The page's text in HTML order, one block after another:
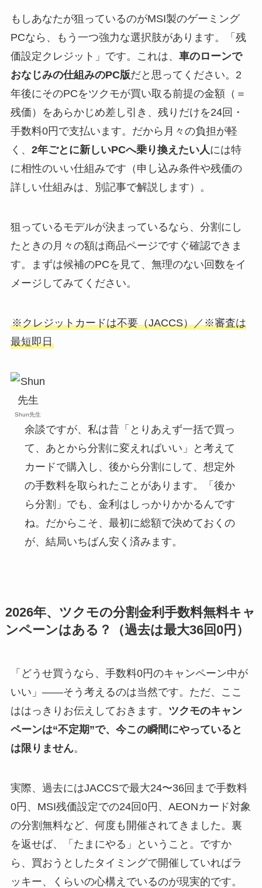
もしあなたが狙っているのがMSI製のゲーミング
PCなら、もう一つ強力な選択肢があります。「残
価設定クレジット」です。これは、 車のローンで
おなじみの仕組みのPC版だと思ってください。2
年後にそのPCをツクモが買い取る前提の金額（＝
残価）をあらかじめ差し引き、残りだけを24回・
手数料0円で支払います。だから月々の負担が軽
く、 2年ごとに新しいPCへ乗り換えたい人には特
に相性のいい仕組みです（申し込み条件や残価の
詳しい仕組みは、別記事で解説します）。
狙っているモデルが決まっているなら、分割にし
たときの月々の額は商品ページですぐ確認できま
す。まずは候補のPCを見て、無理のない回数をイ
メージしてみてください。
※クレジットカードは不要（JACCS）／※審査は
最短即日
Shun先生
余談ですが、私は昔「とりあえず一括で買っ
て、あとから分割に変えればいい」と考えて
カードで購入し、後から分割にして、想定外
の手数料を取られたことがあります。「後か
ら分割」でも、金利はしっかりかかるんです
ね。だからこそ、最初に総額で決めておくの
が、結局いちばん安く済みます。
2026年、ツクモの分割金利手数料無料キャ
ンペーンはある？（過去は最大36回0円）
「どうせ買うなら、手数料0円のキャンペーン中が
いい」——そう考えるのは当然です。ただ、ここ
ははっきりお伝えしておきます。 ツクモのキャン
ペーンは“不定期”で、今この瞬間にやっていると
は限りません。
実際、過去にはJACCSで最大24〜36回まで手数料
0円、MSI残価設定での24回0円、AEONカード対象
の分割無料など、何度も開催されてきました。裏
を返せば、「たまにやる」ということ。ですか
ら、買おうとしたタイミングで開催していればラ
ッキー、くらいの心構えでいるのが現実的です。